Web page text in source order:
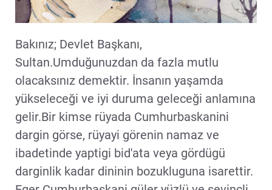
Bakınız; Devlet Başkanı,
Sultan.Umduğunuzdan da fazla mutlu
olacaksınız demektir. İnsanın yaşamda
yükseleceği ve iyi duruma geleceği anlamına
gelir.Bir kimse rüyada Cumhurbaskanini
dargin görse, rüyayi görenin namaz ve
ibadetinde yaptigi bid'ata veya gördügü
darginlik kadar dininin bozukluguna isarettir.